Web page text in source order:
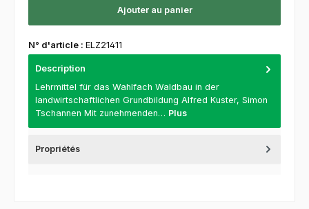
Ajouter au panier
N° d'article : ELZ21411
Description
Lehrmittel für das Wahlfach Waldbau in der
landwirtschaftlichen Grundbildung Alfred Kuster, Simon
Tschannen Mit zunehmenden… Plus
Propriétés